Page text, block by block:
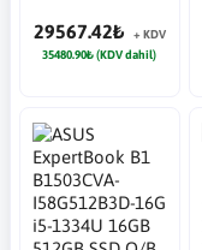
29567.42₺
+ KDV
35480.90₺ (KDV dahil)